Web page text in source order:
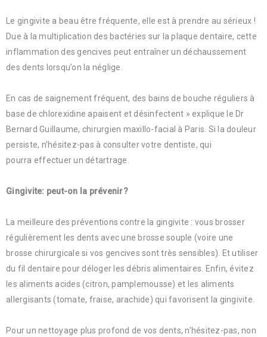
Le gingivite a beau être fréquente, elle est à prendre au sérieux !
Due à la multiplication des bactéries sur la plaque dentaire, cette
inflammation des gencives peut entraîner un déchaussement
des dents lorsqu’on la néglige.
En cas de saignement fréquent, des bains de bouche réguliers à
base de chlorexidine apaisent et désinfectent » explique le Dr
Bernard Guillaume, chirurgien maxillo-facial à Paris. Si la douleur
persiste, n’hésitez-pas à consulter votre dentiste, qui
pourra effectuer un détartrage.
Gingivite: peut-on la prévenir?
La meilleure des préventions contre la gingivite : vous brosser
régulièrement les dents avec une brosse souple (voire une
brosse chirurgicale si vos gencives sont très sensibles). Et utiliser
du fil dentaire pour déloger les débris alimentaires. Enfin, évitez
les aliments acides (citron, pamplemousse) et les aliments
allergisants (tomate, fraise, arachide) qui favorisent la gingivite.
Pour un nettoyage plus profond de vos dents, n’hésitez-pas, non